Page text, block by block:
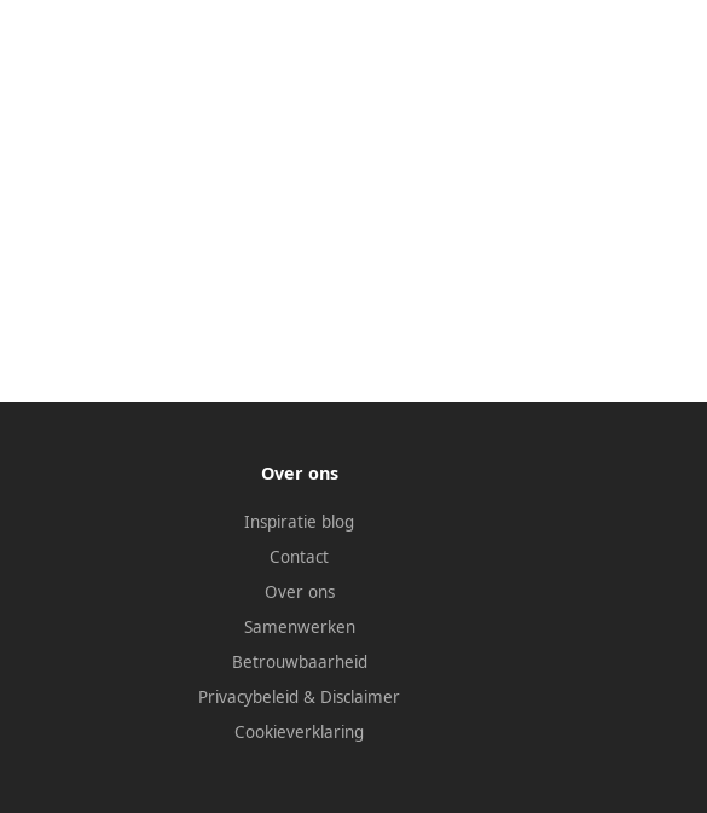
Over ons
Inspiratie blog
Contact
Over ons
Samenwerken
Betrouwbaarheid
Privacybeleid & Disclaimer
Cookieverklaring